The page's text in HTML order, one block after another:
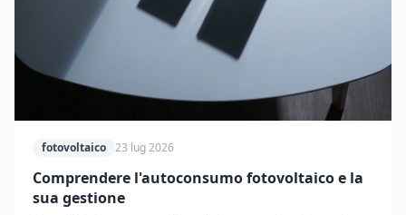
fotovoltaico 23 lug 2026
Comprendere l'autoconsumo fotovoltaico e la
sua gestione